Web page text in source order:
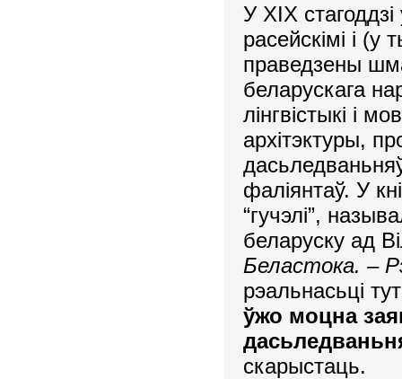
У ХІХ
расейскімі і (у
праведзены
беларускага
лінгвістыкі і
архітэктуры,
фаліянтаў. У
“гучэлі”,
беларуску ад
Беластока. –
рэальнасьці
ўжо моцна
скарыстаць.